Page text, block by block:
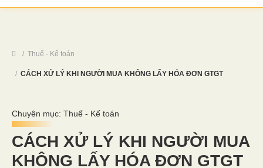
Thuế - Kế toán
CÁCH XỬ LÝ KHI NGƯỜI MUA KHÔNG LẤY HÓA ĐƠN GTGT
Chuyên mục: Thuế - Kế toán
CÁCH XỬ LÝ KHI NGƯỜI MUA
KHÔNG LẤY HÓA ĐƠN GTGT